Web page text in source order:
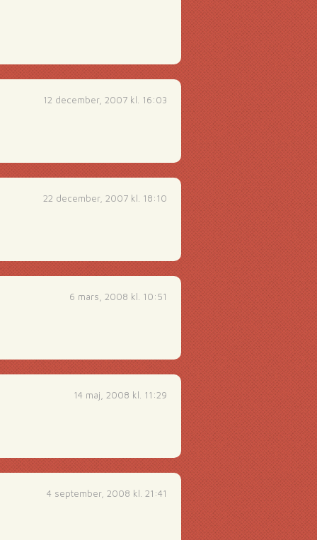
12 december, 2007 kl. 16:03
22 december, 2007 kl. 18:10
6 mars, 2008 kl. 10:51
14 maj, 2008 kl. 11:29
4 september, 2008 kl. 21:41